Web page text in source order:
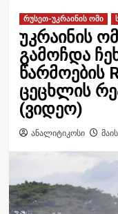
რუსეთ-უკრაინის ომი
უკრაინის
გამოჩდა
წარმოების
ცეცხლის
(ვიდეო)
ანალიტიკოსი